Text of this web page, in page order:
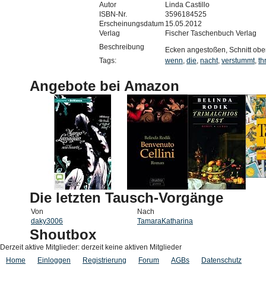
Autor
Linda Castillo
ISBN-Nr.
3596184525
Erscheinungsdatum 15.05.2012
Verlag
Fischer Taschenbuch Verlag
Beschreibung
Ecken angestoßen, Schnitt
Tags:
wenn, die, nacht, verstummt,
Angebote bei Amazon
Die letzten Tausch-Vorgänge
Von
Nach
daky3006
TamaraKatharina
Shoutbox
Derzeit aktive Mitglieder: derzeit keine aktiven Mitglieder
Home
Einloggen Registrierung Forum AGBs Datenschutz